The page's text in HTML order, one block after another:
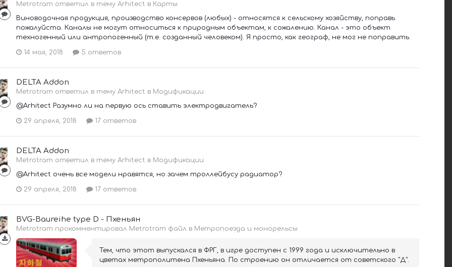
Metrotram ответил в тему Arhitect в Карты
Виноводочная продукция, производство консервов (любых) - относятся к сельскому хозяйству, поправь
пожалуйста. Каналы не могут относиться к природным объектам, к сожалению. Канал - это объект
техногенный или антропогенный (т.е. созданный человеком). Я просто, как географ, не мог не поправить.
14 мая, 2018 5 ответов
DELTA Addon
Metrotram ответил в тему Arhitect в Модификации
@Arhitect Разумно ли на первую ось ставить электродвигатель?
29 апреля, 2018 17 ответов
DELTA Addon
Metrotram ответил в тему Arhitect в Модификации
@Arhitect очень все модели нравятся, но зачем троллейбусу радиатор?
29 апреля, 2018 17 ответов
BVG-Baureihe type D - Пхеньян
Metrotram прокомментировал Metrotram файл в Метропоезда и монорельсы
Тем, что этот выпускался в ФРГ, в игре доступен с 1999 года и исключительно в
цветах метрополитена Пхеньяна. По строению он отличается от советского "Д".